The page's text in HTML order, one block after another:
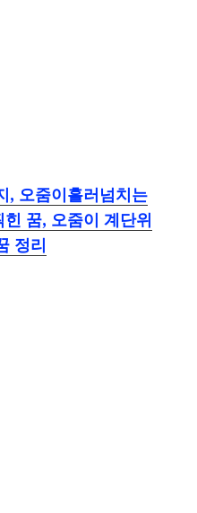
, 오줌이흘러넘치는
꿈, 오줌이 계단위
정리